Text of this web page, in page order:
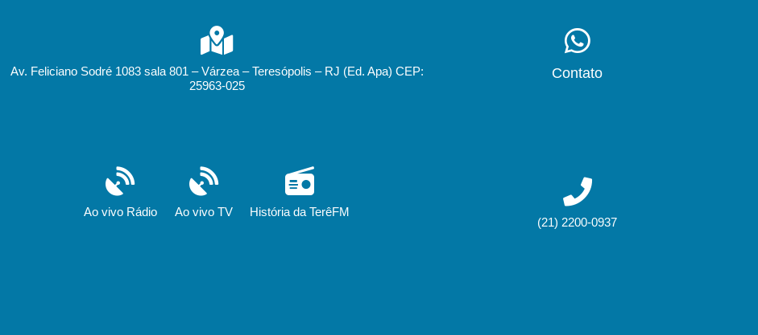
Av. Feliciano Sodré 1083 sala 801 – Várzea – Teresópolis – RJ (Ed. Apa) CEP:
25963-025
Ao vivo Rádio Ao vivo TV História da TerêFM
Contato
(21) 2200-0937